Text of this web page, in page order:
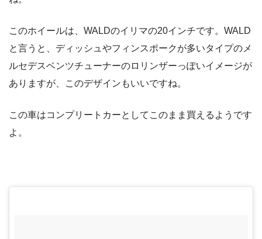
このホイールは、WALDのイリマの20インチです。WALD
と言うと、ディッシュやフィンスポークが多いタイプのメ
ルセデスベンツチューナーのロリンザーっぽいイメージが
ありますが、このデザインもいいですね。
この車はコンプリートカーとしてこのまま買えるようです
よ。